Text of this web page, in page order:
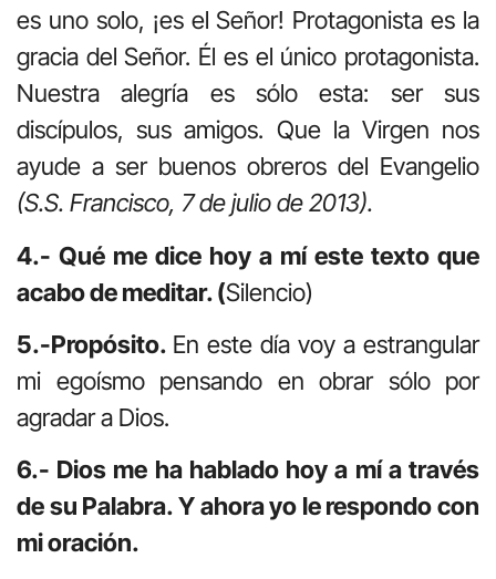
es uno solo, ¡es el Señor! Protagonista es la
gracia del Señor. Él es el único protagonista.
Nuestra alegría es sólo esta: ser sus
discípulos, sus amigos. Que la Virgen nos
ayude a ser buenos obreros del Evangelio
(S.S. Francisco, 7 de julio de 2013).
4.- Qué me dice hoy a mí este texto que
acabo de meditar. (Silencio)
5.-Propósito. En este día voy a estrangular
mi egoísmo pensando en obrar sólo por
agradar a Dios.
6.- Dios me ha hablado hoy a mí a través
de su Palabra. Y ahora yo le respondo con
mi oración.